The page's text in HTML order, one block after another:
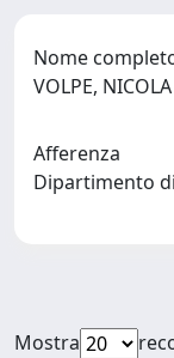
Nome
VOLPE, NICOLA
Afferenza
Dipartimento
Mostra